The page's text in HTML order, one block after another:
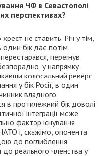
ЧФ в Севастополі
перспективах?
не ставить. Річ у тім,
один бік дає потім
перегнув
у напрямку
колосальний реверс.
у бік Росії, в один
владного
в протилежний бік доволі
інтеграції може
фактор існування
і, скажімо, опонента
до поглиблення
до реального членства у